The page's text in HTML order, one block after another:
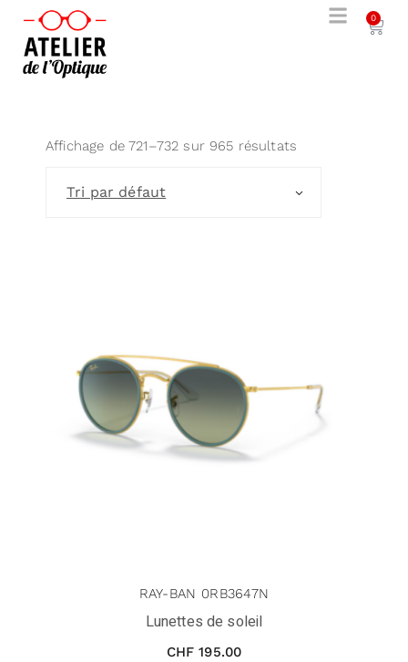
0
Affichage de 721–732 sur 965 résultats
Tri par défaut
RAY-BAN 0RB3647N
Lunettes de soleil
CHF 195.00